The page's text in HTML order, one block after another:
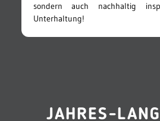
sondern auch nachhaltig
Unterhaltung!
JAHRES-